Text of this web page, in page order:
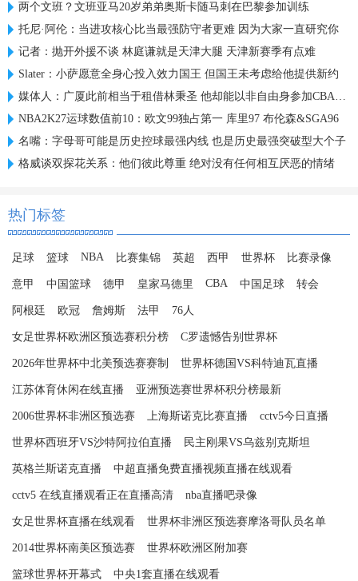
两个文班？文班亚马20岁弟弟奥斯卡随马刺在巴黎参加训练
托尼·阿伦：当进攻核心比当最强防守者更难 因为大家一直研究你
记者：抛开外援不谈 林庭谦就是天津大腿 天津新赛季有点难
Slater：小萨愿意全身心投入效力国王 但国王未考虑给他提供新约
媒体人：广厦此前相当于租借林秉圣 他却能以非自由身参加CBA选秀
NBA2K27运球数值前10：欧文99独占第一 库里97 布伦森&SGA96
名嘴：字母哥可能是历史控球最强内线 也是历史最强突破型大个子
格威谈双探花关系：他们彼此尊重 绝对没有任何相互厌恶的情绪
热门标签
足球 篮球 NBA 比赛集锦 英超 西甲 世界杯 比赛录像
意甲 中国篮球 德甲 皇家马德里 CBA 中国足球 转会
阿根廷 欧冠 詹姆斯 法甲 76人
女足世界杯欧洲区预选赛积分榜 C罗遗憾告别世界杯
2026年世界杯中北美预选赛赛制 世界杯德国VS科特迪瓦直播
江苏体育休闲在线直播 亚洲预选赛世界杯积分榜最新
2006世界杯非洲区预选赛 上海斯诺克比赛直播 cctv5今日直播
世界杯西班牙VS沙特阿拉伯直播 民主刚果VS乌兹别克斯坦
英格兰斯诺克直播 中超直播免费直播视频直播在线观看
cctv5 在线直播观看正在直播高清 nba直播吧录像
女足世界杯直播在线观看 世界杯非洲区预选赛摩洛哥队员名单
2014世界杯南美区预选赛 世界杯欧洲区附加赛
篮球世界杯开幕式 中央1套直播在线观看